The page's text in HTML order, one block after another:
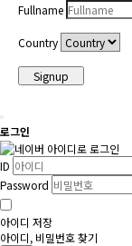
Fullname
Country
Signup
로그인
ID
Password
아이디 저장
아이디, 비밀번호 찾기